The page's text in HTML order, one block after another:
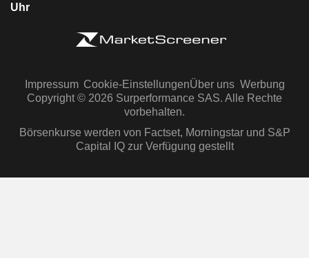
Uhr
Impressum Cookie-EinstellungenÜber uns Werbung
Copyright © 2026 Surperformance SAS. Alle Rechte
vorbehalten.
Börsenkurse werden von Factset, Morningstar und S&P
Capital IQ zur Verfügung gestellt